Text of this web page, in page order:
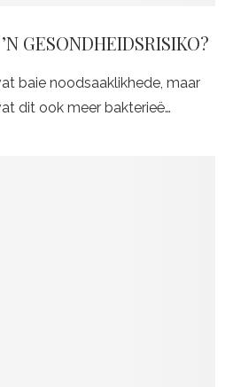
GESONDHEIDSRISIKO?
baie noodsaaklikhede, maar
dit ook meer bakterieë…